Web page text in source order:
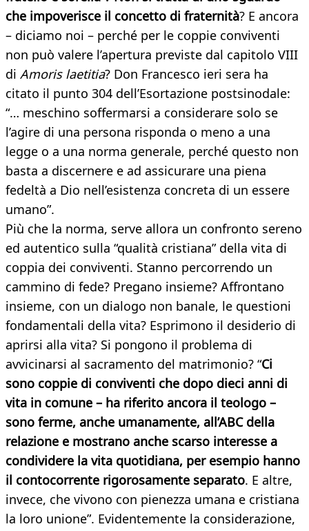
che impoverisce il concetto di fraternità? E ancora
– diciamo noi – perché per le coppie conviventi
non può valere l’apertura previste dal capitolo VIII
di Amoris laetitia? Don Francesco ieri sera ha
citato il punto 304 dell’Esortazione postsinodale:
“… meschino soffermarsi a considerare solo se
l’agire di una persona risponda o meno a una
legge o a una norma generale, perché questo non
basta a discernere e ad assicurare una piena
fedeltà a Dio nell’esistenza concreta di un essere
umano”.
Più che la norma, serve allora un confronto sereno
ed autentico sulla “qualità cristiana” della vita di
coppia dei conviventi. Stanno percorrendo un
cammino di fede? Pregano insieme? Affrontano
insieme, con un dialogo non banale, le questioni
fondamentali della vita? Esprimono il desiderio di
aprirsi alla vita? Si pongono il problema di
avvicinarsi al sacramento del matrimonio? “Ci
sono coppie di conviventi che dopo dieci anni di
vita in comune – ha riferito ancora il teologo –
sono ferme, anche umanamente, all’ABC della
relazione e mostrano anche scarso interesse a
condividere la vita quotidiana, per esempio hanno
il contocorrente rigorosamente separato. E altre,
invece, che vivono con pienezza umana e cristiana
la loro unione”. Evidentemente la considerazione,